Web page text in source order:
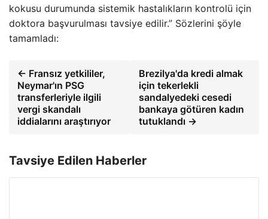
kokusu durumunda sistemik hastalıkların kontrolü için
doktora başvurulması tavsiye edilir.” Sözlerini şöyle
tamamladı:
← Fransız yetkililer,
Neymar'ın PSG
transferleriyle ilgili
vergi skandalı
iddialarını araştırıyor
Brezilya'da kredi almak
için tekerlekli
sandalyedeki cesedi
bankaya götüren kadın
tutuklandı →
Tavsiye Edilen Haberler